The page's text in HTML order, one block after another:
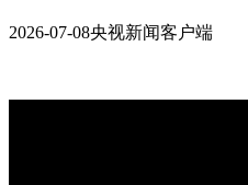
2026-07-08央视新闻客户端